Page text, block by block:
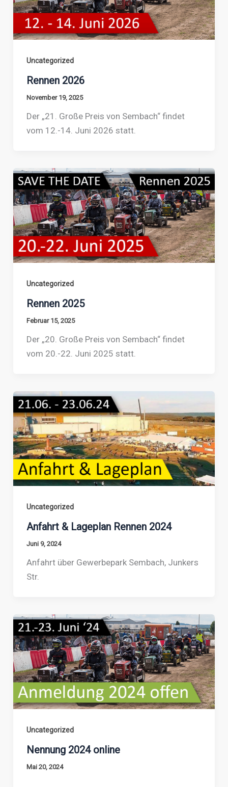
Uncategorized
Rennen 2026
November 19, 2025
Der „21. Große Preis von Sembach“ findet
vom 12.-14. Juni 2026 statt.
Uncategorized
Rennen 2025
Februar 15, 2025
Der „20. Große Preis von Sembach“ findet
vom 20.-22. Juni 2025 statt.
Uncategorized
Anfahrt & Lageplan Rennen 2024
Juni 9, 2024
Anfahrt über Gewerbepark Sembach, Junkers
Str.
Uncategorized
Nennung 2024 online
Mai 20, 2024